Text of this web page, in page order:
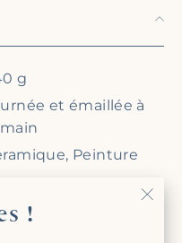
!
g
et émaillée à
Peinture
cm